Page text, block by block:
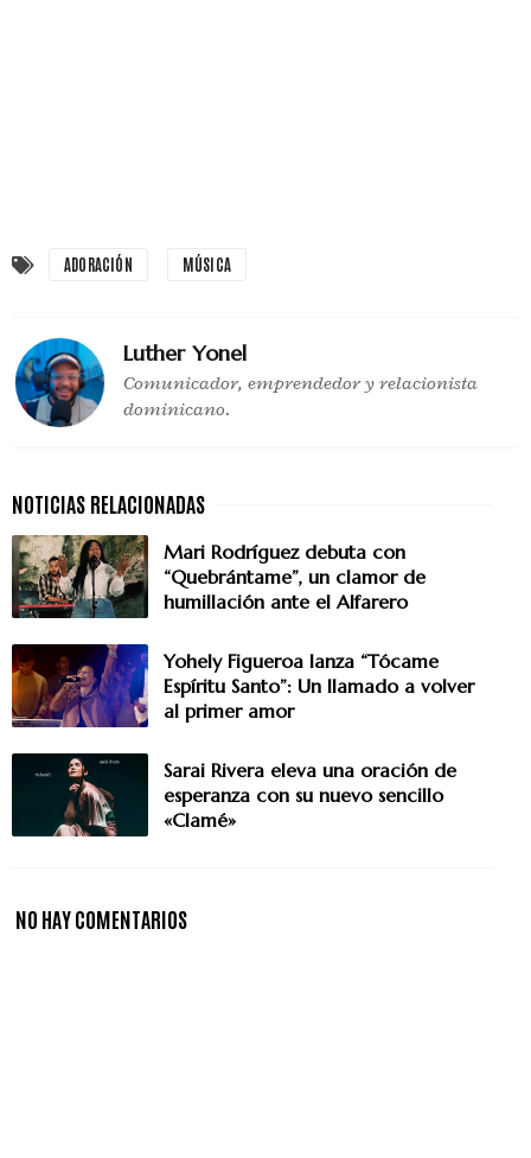
ADORACIÓN MÚSICA
Luther Yonel
Comunicador, emprendedor y relacionista
dominicano.
Mari Rodríguez debuta con
“Quebrántame”, un clamor de
humillación ante el Alfarero
Yohely Figueroa lanza “Tócame
Espíritu Santo”: Un llamado a volver
al primer amor
Sarai Rivera eleva una oración de
esperanza con su nuevo sencillo
«Clamé»
NO HAY COMENTARIOS